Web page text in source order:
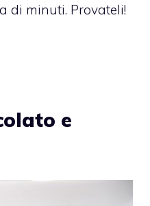
di minuti. Provateli!
e